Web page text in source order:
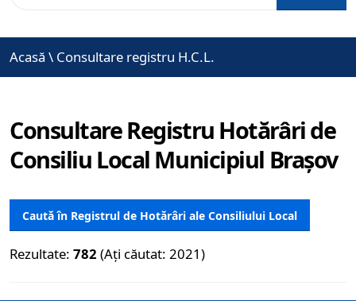
Acasă \ Consultare registru H.C.L.
Consultare Registru Hotărâri de
Consiliu Local Municipiul Brașov
Caută în Registrul de Hotărâri ale Consiliului Local
Rezultate: 782 (Ați căutat: 2021)